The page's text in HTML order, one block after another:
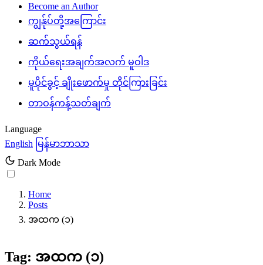
Become an Author
ကျွန်ုပ်တို့အကြောင်း
ဆက်သွယ်ရန်
ကိုယ်ရေးအချက်အလက် မူဝါဒ
မူပိုင်ခွင့် ချိုးဖောက်မှု တိုင်ကြားခြင်း
တာဝန်ကန့်သတ်ချက်
Language
English မြန်မာဘာသာ
Dark Mode
Home
Posts
အထက (၁)
Tag: အထက (၁)